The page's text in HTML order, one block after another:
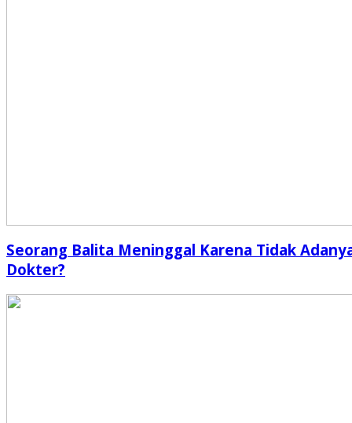
Seorang Balita Meninggal Karena Tidak
Dokter?